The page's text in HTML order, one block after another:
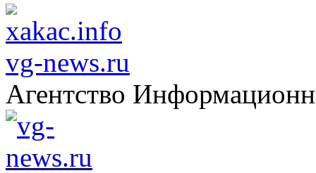
vg-news.ru
Агентство